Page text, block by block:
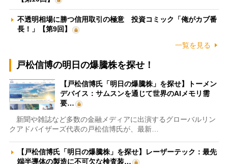
不透明相場に勝つ信用取引の極意 投資コミック「俺がカブ番
長！」【第9回】
一覧を見る
戸松信博の明日の爆騰株を探せ！
【戸松信博氏「明日の爆騰株」を探せ】トーメン
デバイス：サムスンを通じて世界のAIメモリ需
要…
新聞や雑誌など多数の金融メディアに出演するグローバルリン
クアドバイザーズ代表の戸松信博氏が、最新…
【戸松信博氏「明日の爆騰株」を探せ】レーザーテック：最先
端半導体の製造に不可欠な検査装…